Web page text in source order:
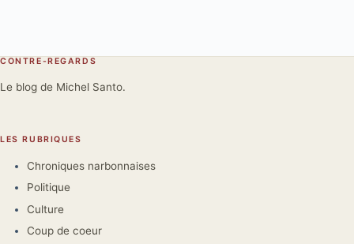
CONTRE-REGARDS
Le blog de Michel Santo.
LES RUBRIQUES
Chroniques narbonnaises
Politique
Culture
Coup de coeur